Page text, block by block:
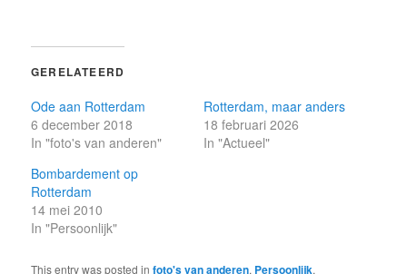
GERELATEERD
Ode aan Rotterdam
6 december 2018
In "foto's van anderen"
Rotterdam, maar anders
18 februari 2026
In "Actueel"
Bombardement op
Rotterdam
14 mei 2010
In "Persoonlijk"
This entry was posted infoto's van anderen, Persoonlijk,